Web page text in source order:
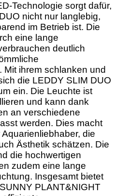
Technologie sorgt dafür,
nicht nur langlebig,
im Betrieb ist. Die
eine lange
deutlich
ihrem schlanken und
die LEDDY SLIM DUO
ein. Die Leuchte ist
und kann dank
an verschiedene
werden. Dies macht
die
Ästhetik schätzen. Die
die hochwertigen
zudem eine lange
Insgesamt bietet
PLANT&NIGHT